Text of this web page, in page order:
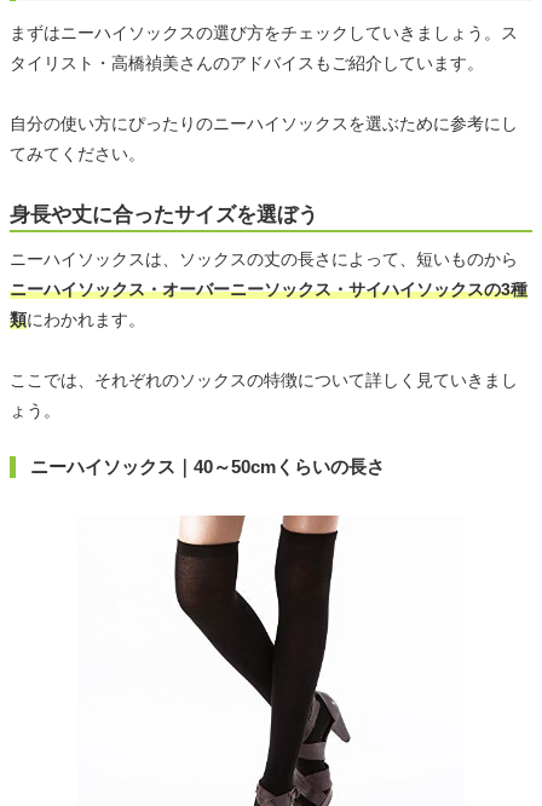
まずはニーハイソックスの選び方をチェックしていきましょう。ス
タイリスト・高橋禎美さんのアドバイスもご紹介しています。
自分の使い方にぴったりのニーハイソックスを選ぶために参考にし
てみてください。
身長や丈に合ったサイズを選ぼう
ニーハイソックスは、ソックスの丈の長さによって、短いものから
ニーハイソックス・オーバーニーソックス・サイハイソックスの3種
類にわかれます。
ここでは、それぞれのソックスの特徴について詳しく見ていきまし
ょう。
ニーハイソックス｜40～50cmくらいの長さ